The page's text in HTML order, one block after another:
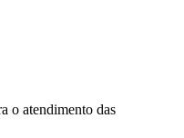
o atendimento das